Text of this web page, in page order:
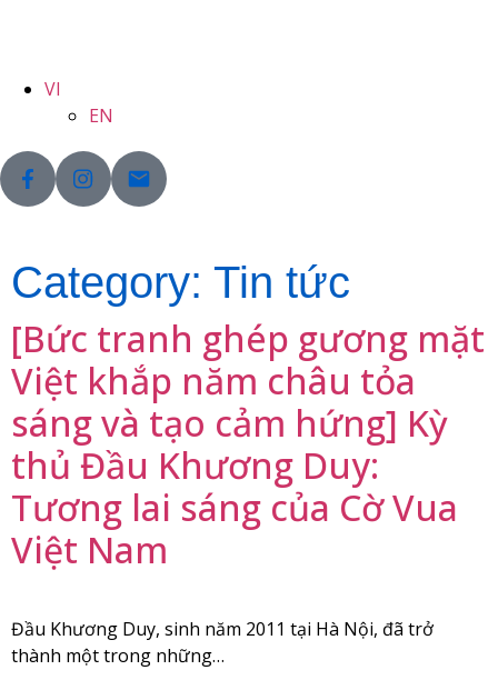
VI
EN
Category: Tin tức
[Bức tranh ghép gương mặt
Việt khắp năm châu tỏa
sáng và tạo cảm hứng] Kỳ
thủ Đầu Khương Duy:
Tương lai sáng của Cờ Vua
Việt Nam
Đầu Khương Duy, sinh năm 2011 tại Hà Nội, đã trở
thành một trong những…